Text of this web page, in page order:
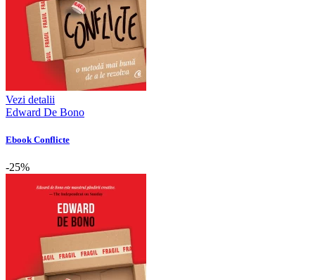
Vezi detalii
Edward De Bono
Ebook Conflicte
-25%